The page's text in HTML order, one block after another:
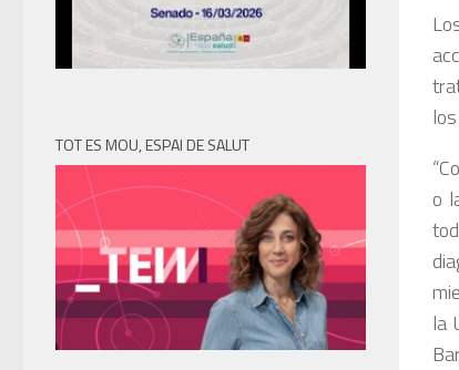
o
la
TOT ES MOU, ESPAI DE SALUT